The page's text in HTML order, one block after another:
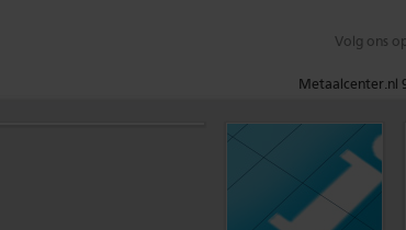
Volg ons
Metaalcenter.nl